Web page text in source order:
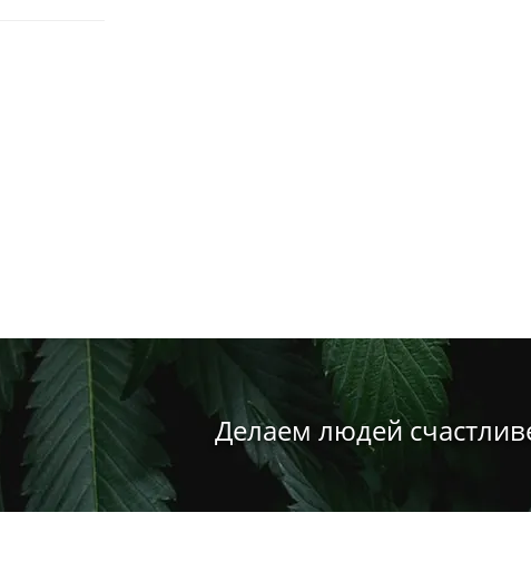
Делаем людей